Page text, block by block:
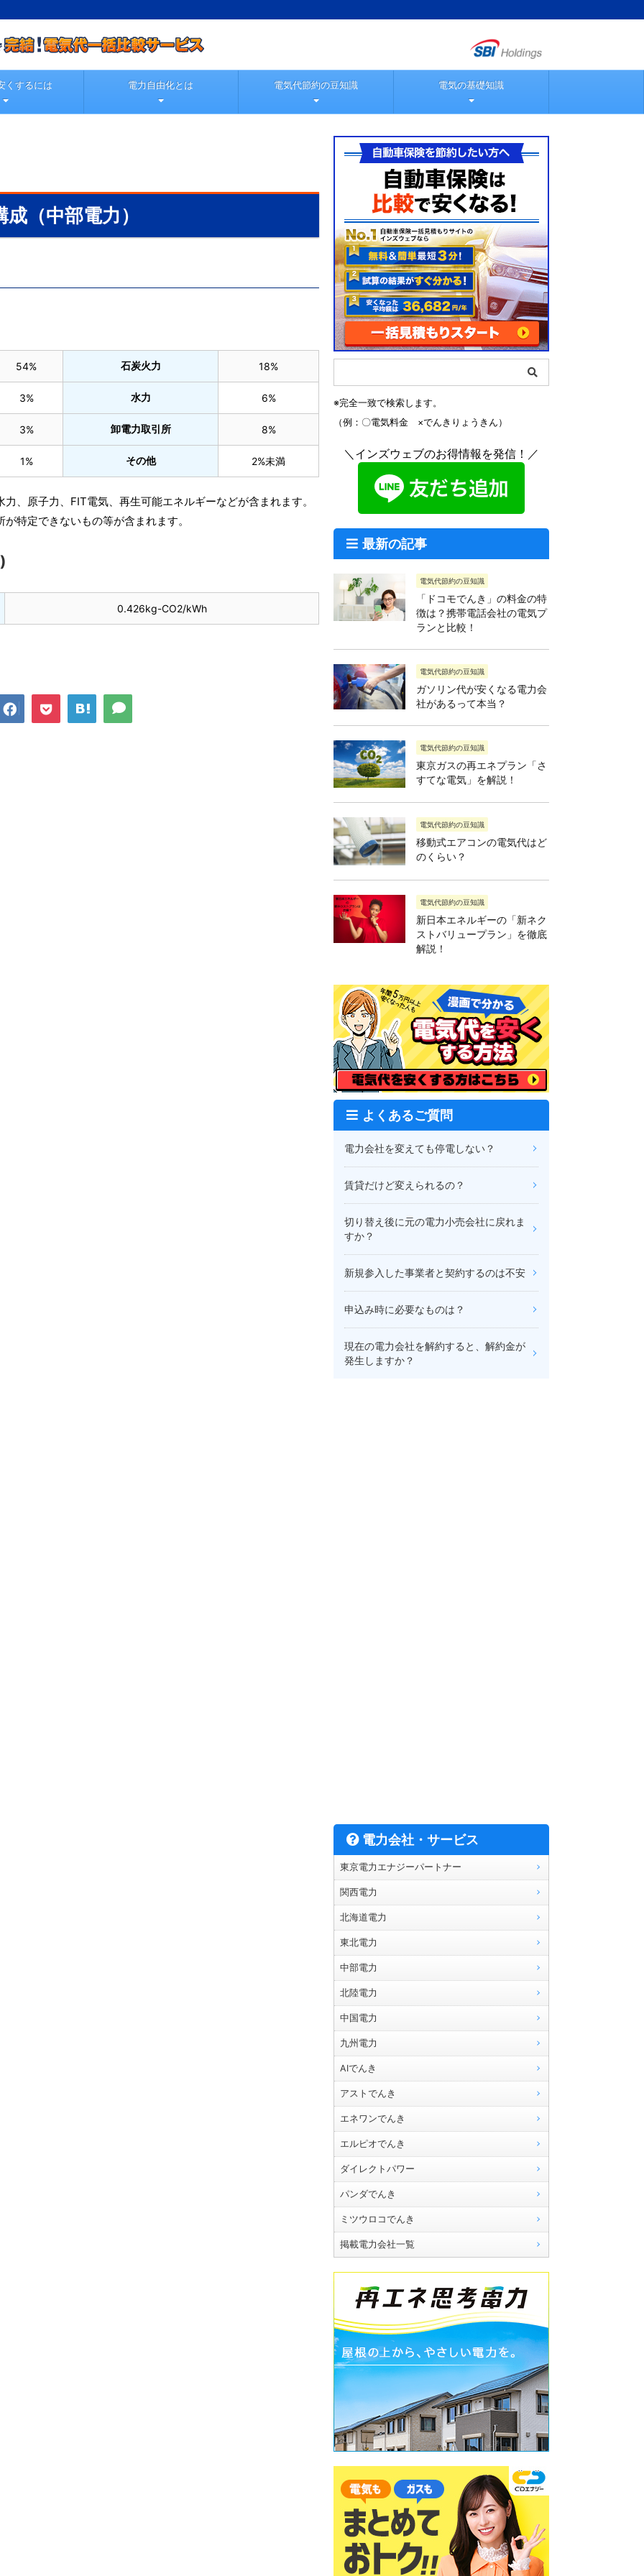
くするには 電力自由化とは 電気代節約の豆知識 電気の基礎知識
成（中部電力）
54% 石炭火力 18%
3% 水力 6%
3% 卸電力取引所 8%
1% その他 2%未満
、原子力、FIT電気、再生可能エネルギーなどが含まれます。
特定できないもの等が含まれます。
0.426kg-CO2/kWh
※完全一致で検索します。
（例：〇電気料金 ×でんきりょうきん）
＼インズウェブのお得情報を発信！／
最新の記事
電気代節約の豆知識
「ドコモでんき」の料金の特
徴は？携帯電話会社の電気プ
ランと比較！
電気代節約の豆知識
ガソリン代が安くなる電力会
社があるって本当？
電気代節約の豆知識
東京ガスの再エネプラン「さ
すてな電気」を解説！
電気代節約の豆知識
移動式エアコンの電気代はど
のくらい？
電気代節約の豆知識
新日本エネルギーの「新ネク
ストバリュープラン」を徹底
解説！
よくあるご質問
電力会社を変えても停電しない？
賃貸だけど変えられるの？
切り替え後に元の電力小売会社に戻れま
すか？
新規参入した事業者と契約するのは不安
申込み時に必要なものは？
現在の電力会社を解約すると、解約金が
発生しますか？
電力会社・サービス
東京電力エナジーパートナー
関西電力
北海道電力
東北電力
中部電力
北陸電力
中国電力
九州電力
AIでんき
アストでんき
エネワンでんき
エルピオでんき
ダイレクトパワー
パンダでんき
ミツウロコでんき
掲載電力会社一覧